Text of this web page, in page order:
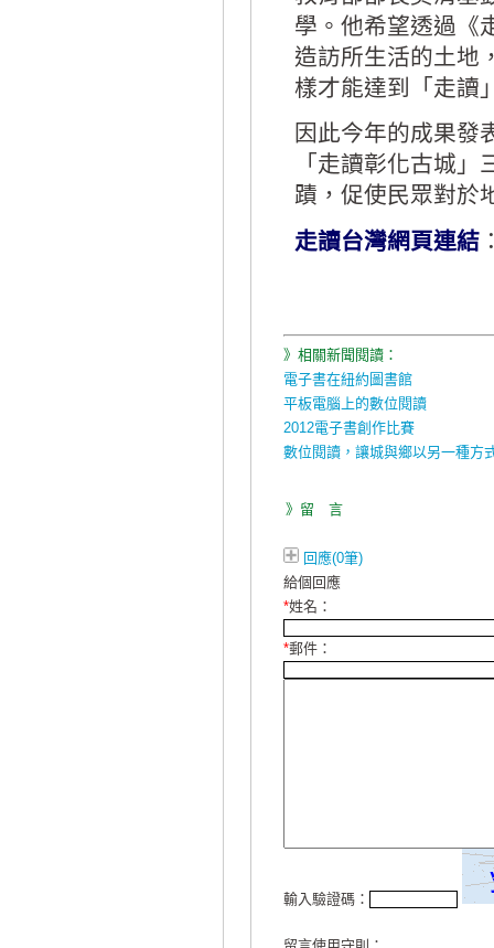
學。他希望透過《
造訪所生活的土地
樣才能達到「走讀
因此今年的成果發
「走讀彰化古城
蹟，促使民眾對於
走讀台灣網頁連結
》相關新聞閱讀：
電子書在紐約圖書館
平板電腦上的數位閱讀
2012電子書創作比賽
數位閱讀，讓城與鄉以另一種方
》留 言
回應(0筆)
給個回應
*姓名：
*郵件：
輸入驗證碼：